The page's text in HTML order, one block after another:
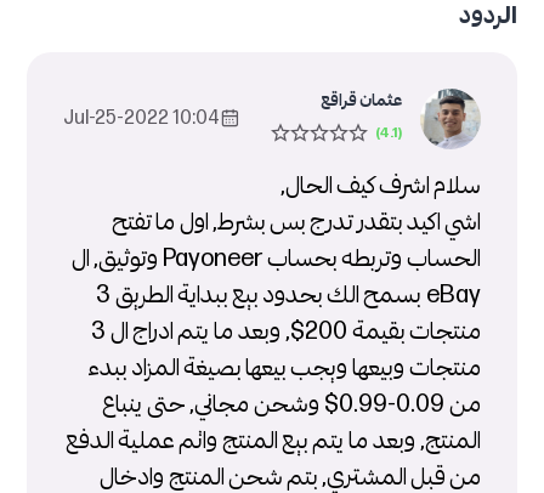
الردود
عثمان قراقع
10:04 2022-Jul-25
سلام اشرف كيف الحال,
اشي اكيد بتقدر تدرج بس بشرط, اول ما تفتح
الحساب وتربطه بحساب Payoneer وتوثيق, ال
eBay بسمح الك بحدود بيع ببداية الطريق 3
منتجات بقيمة 200$, وبعد ما يتم ادراج ال 3
منتجات وبيعها ويجب بيعها بصيغة المزاد ببدء
من 0.09-0.99$ وشحن مجاني, حتى ينباع
المنتج, وبعد ما يتم بيع المنتج واتم عملية الدفع
من قبل المشتري, بتم شحن المنتج وادخال